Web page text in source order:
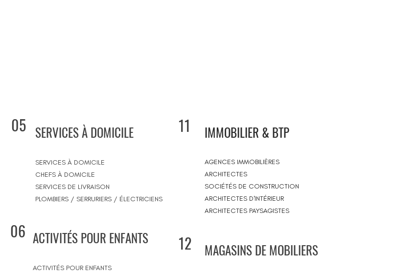
05 SERVICES À DOMICILE
SERVICES À DOMICILE
CHEFS À DOMICILE
SERVICES DE LIVRAISON
PLOMBIERS / SERRURIERS / ÉLECTRICIENS
11 IMMOBILIER & BTP
AGENCES IMMOBILIÈRES
ARCHITECTES
SOCIÉTÉS DE CONSTRUCTION
ARCHITECTES D'INTÉRIEUR
ARCHITECTES PAYSAGISTES
06 ACTIVITÉS POUR ENFANTS
ACTIVITÉS POUR ENFANTS
12 MAGASINS DE MOBILIERS